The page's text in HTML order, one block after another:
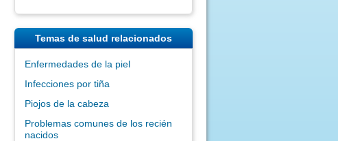
Temas de salud relacionados
Enfermedades de la piel
Infecciones por tiña
Piojos de la cabeza
Problemas comunes de los recién
nacidos